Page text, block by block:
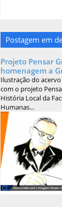
Postagem em
Projeto Pensar
homenagem a
Ilustração do
com o projeto
História Local da
Humanas...